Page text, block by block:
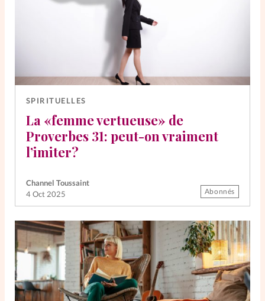
SPIRITUELLES
La «femme vertueuse» de
Proverbes 31: peut-on vraiment
l’imiter?
Channel Toussaint
4 Oct 2025
Abonnés